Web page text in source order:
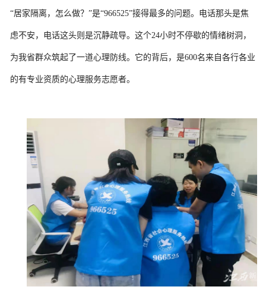
“居家隔离，怎么做？”是“966525”接得最多的问题。电话那头是焦
虑不安，电话这头则是沉静疏导。这个24小时不停歇的情绪树洞，
为我省群众筑起了一道心理防线。它的背后，是600名来自各行各业
的有专业资质的心理服务志愿者。